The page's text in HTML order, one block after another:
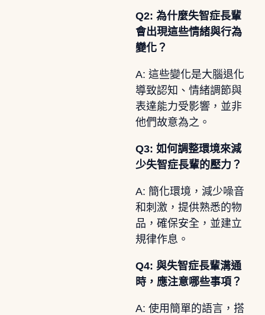
Q2: 為什麼失智症長輩
會出現這些情緒與行為
變化？
A: 這些變化是大腦退化
導致認知、情緒調節與
表達能力受影響，並非
他們故意為之。
Q3: 如何調整環境來減
少失智症長輩的壓力？
A: 簡化環境，減少噪音
和刺激，提供熟悉的物
品，確保安全，並建立
規律作息。
Q4: 與失智症長輩溝通
時，應注意哪些事項？
A: 使用簡單的語言，搭